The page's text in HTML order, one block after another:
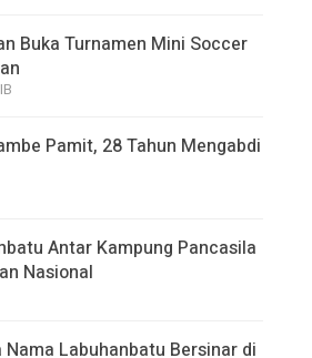
Buka Turnamen Mini Soccer
Pamit, 28 Tahun Mengabdi
Antar Kampung Pancasila
Nasional
Labuhanbatu Bersinar di